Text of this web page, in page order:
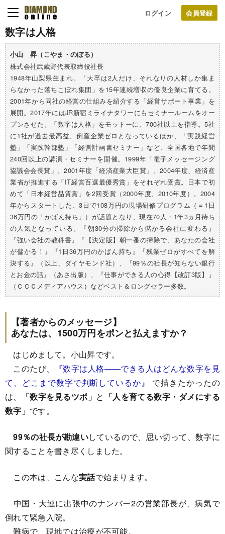
ログイン
数字は人格
小山 昇（こやま・のぼる）
株式会社武蔵野代表取締役社長
1948年山梨県生まれ。「大卒は2人だけ、それなりの人材しか集ま
らなかった落ちこぼれ集団」を15年連続増収の優良企業に育てる。
2001年から同社の経営の仕組みを紹介する「経営サポート事業」を
展開。2017年にはJR新宿ミライナタワーにもセミナールームをオー
プンさせた。「数字は人格」をモットーに、700社以上を指導。5社
に1社が過去最高益、倒産企業ゼロとなっているほか、「実践経営
塾」「実践幹部塾」「経営計画書セミナー」など、全国各地で年間
240回以上の講演・セミナーを開催。1999年「電子メッセージング
協議会会長賞」、2001年度「経済産業大臣賞」、2004年度、経済産
業省が推進する「IT経営百選最優秀賞」をそれぞれ受賞。日本で初
めて「日本経営品質賞」を2回受賞（2000年度、2010年度）。2004
年からスタートした、3日で108万円の現場研修プログラム（＝1日
36万円の「かばん持ち」）が話題となり、現在70人・1年3ヵ月待ち
の人気となっている。『朝30分の掃除から儲かる会社に変わる』
『強い会社の教科書』『【決定版】朝一番の掃除で、あなたの会社
が儲かる！』『1日36万円のかばん持ち』『残業ゼロがすべてを解
決する』（以上、ダイヤモンド社）、『99％の社長が知らない銀行
とお金の話』（あさ出版）、『仕事ができる人の心得【改訂3版】』
（ＣＣＣメディアハウス）などベスト＆ロングセラー多数。
【著者からのメッセージ】
あなたは、1500万円をポンと払えますか？
はじめまして。小山昇です。
このたび、
『数字は人格――できる人はどんな数字を見
て、どこまで数字で判断しているか』
で描きたかったの
は、
「数字を見るツボ」 と 「人を育てる数字・ダメにする
数字」 です。
99％の社長が勘違いしているので、思い切って、数字に
関することを書き尽くしました。
この本は、こんな実話で始まります。
中国・大連に出張中のナンバー2の営業部長が、病気で
倒れて緊急入院。
難病で、現地では治療が不可能。